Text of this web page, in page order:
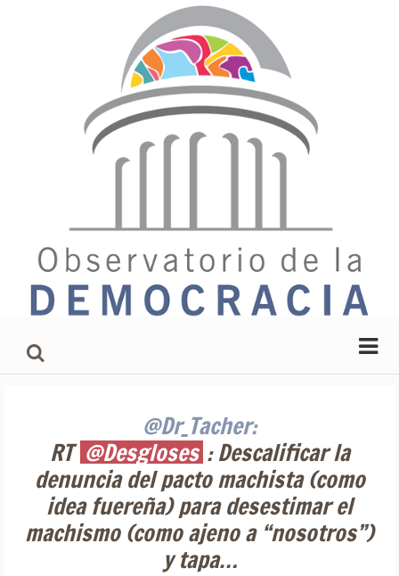
@Dr_Tacher:
RT @Desgloses : Descalificar la
denuncia del pacto machista (como
idea fuereña) para desestimar el
machismo (como ajeno a “nosotros”)
y tapa…